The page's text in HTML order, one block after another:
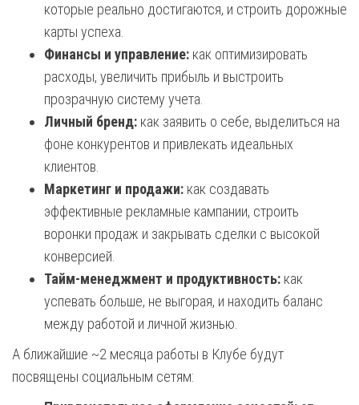
которые реально достигаются, и строить дорожные
карты успеха.
Финансы и управление: как оптимизировать
расходы, увеличить прибыль и выстроить
прозрачную систему учета.
Личный бренд: как заявить о себе, выделиться на
фоне конкурентов и привлекать идеальных
клиентов.
Маркетинг и продажи: как создавать
эффективные рекламные кампании, строить
воронки продаж и закрывать сделки с высокой
конверсией.
Тайм-менеджмент и продуктивность: как
успевать больше, не выгорая, и находить баланс
между работой и личной жизнью.
А ближайшие ~2 месяца работы в Клубе будут
посвящены социальным сетям: